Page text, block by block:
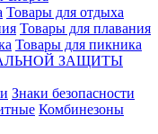
Товары для отдыха
Товары для плавания
Товары для пикника
ЗАЩИТЫ
Знаки безопасности
Комбинезоны